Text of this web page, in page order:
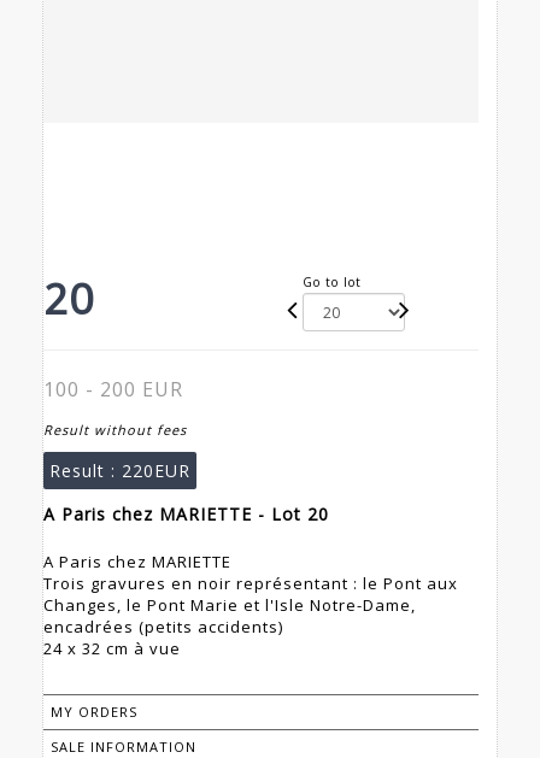
20 Go to lot
100 - 200 EUR
Result without fees
Result : 220EUR
A Paris chez MARIETTE - Lot 20
A Paris chez MARIETTE
Trois gravures en noir représentant : le Pont aux
Changes, le Pont Marie et l'Isle Notre-Dame,
encadrées (petits accidents)
24 x 32 cm à vue
MY ORDERS
SALE INFORMATION